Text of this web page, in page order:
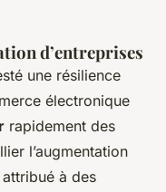
d’entreprises
une résilience
électronique
rapidement des
l’augmentation
à des